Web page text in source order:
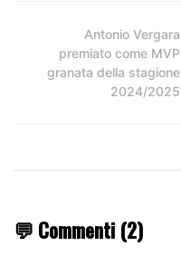
Antonio Vergara
premiato come MVP
granata della stagione
2024/2025
💬 Commenti (2)